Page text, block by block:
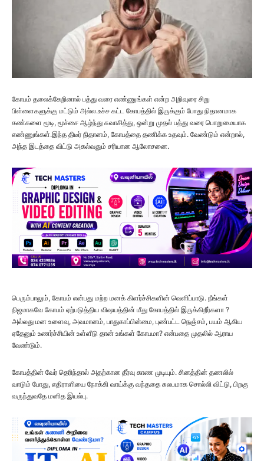
கோபம் தலைக்கேறினால் பத்து வரை எண்ணுங்கள் என்ற அறிவுரை சிறு
பிள்ளைகளுக்கு மட்டும் அல்ல.உச்ச கட்ட கோபத்தில் இருக்கும் போது நிதானமாக
கண்களை மூடி, மூச்சை ஆழ்ந்து சுவாசித்து, ஒன்று முதல் பத்து வரை பொறுமையாக
எண்ணுங்கள்.இந்த திடீர் நிதானம், கோபத்தை தணிக்க உதவும். வேண்டும் என்றால்,
அந்த இடத்தை விட்டு அகல்வதும் சரியான ஆலோசனை.
பெரும்பாலும், கோபம் என்பது மற்ற மனக் கிளர்ச்சிகளின் வெளிப்பாடு. நீங்கள்
நிஜமாகவே கோபம் ஏற்படுத்திய விஷயத்தின் மீது கோபத்தில் இருக்கிறீர்களா ?
அல்லது மன உளைவு, அவமானம், பாதுகாப்பின்மை, புண்பட்ட நெஞ்சம், பயம் ஆகிய
ஏதேனும் உணர்ச்சியின் உள்ளீடு தான் உங்கள் கோபமா? என்பதை முதலில் ஆராய
வேண்டும்.
கோபத்தின் வேர் தெரிந்தால் அதற்கான தீர்வு காண முடியும். சினத்தின் தணலில்
வாடும் போது, எதிராளியை நோக்கி வாய்க்கு வந்ததை சுலபமாக சொல்லி விட்டு, பிறகு
வருந்துவதே மனித இயல்பு.